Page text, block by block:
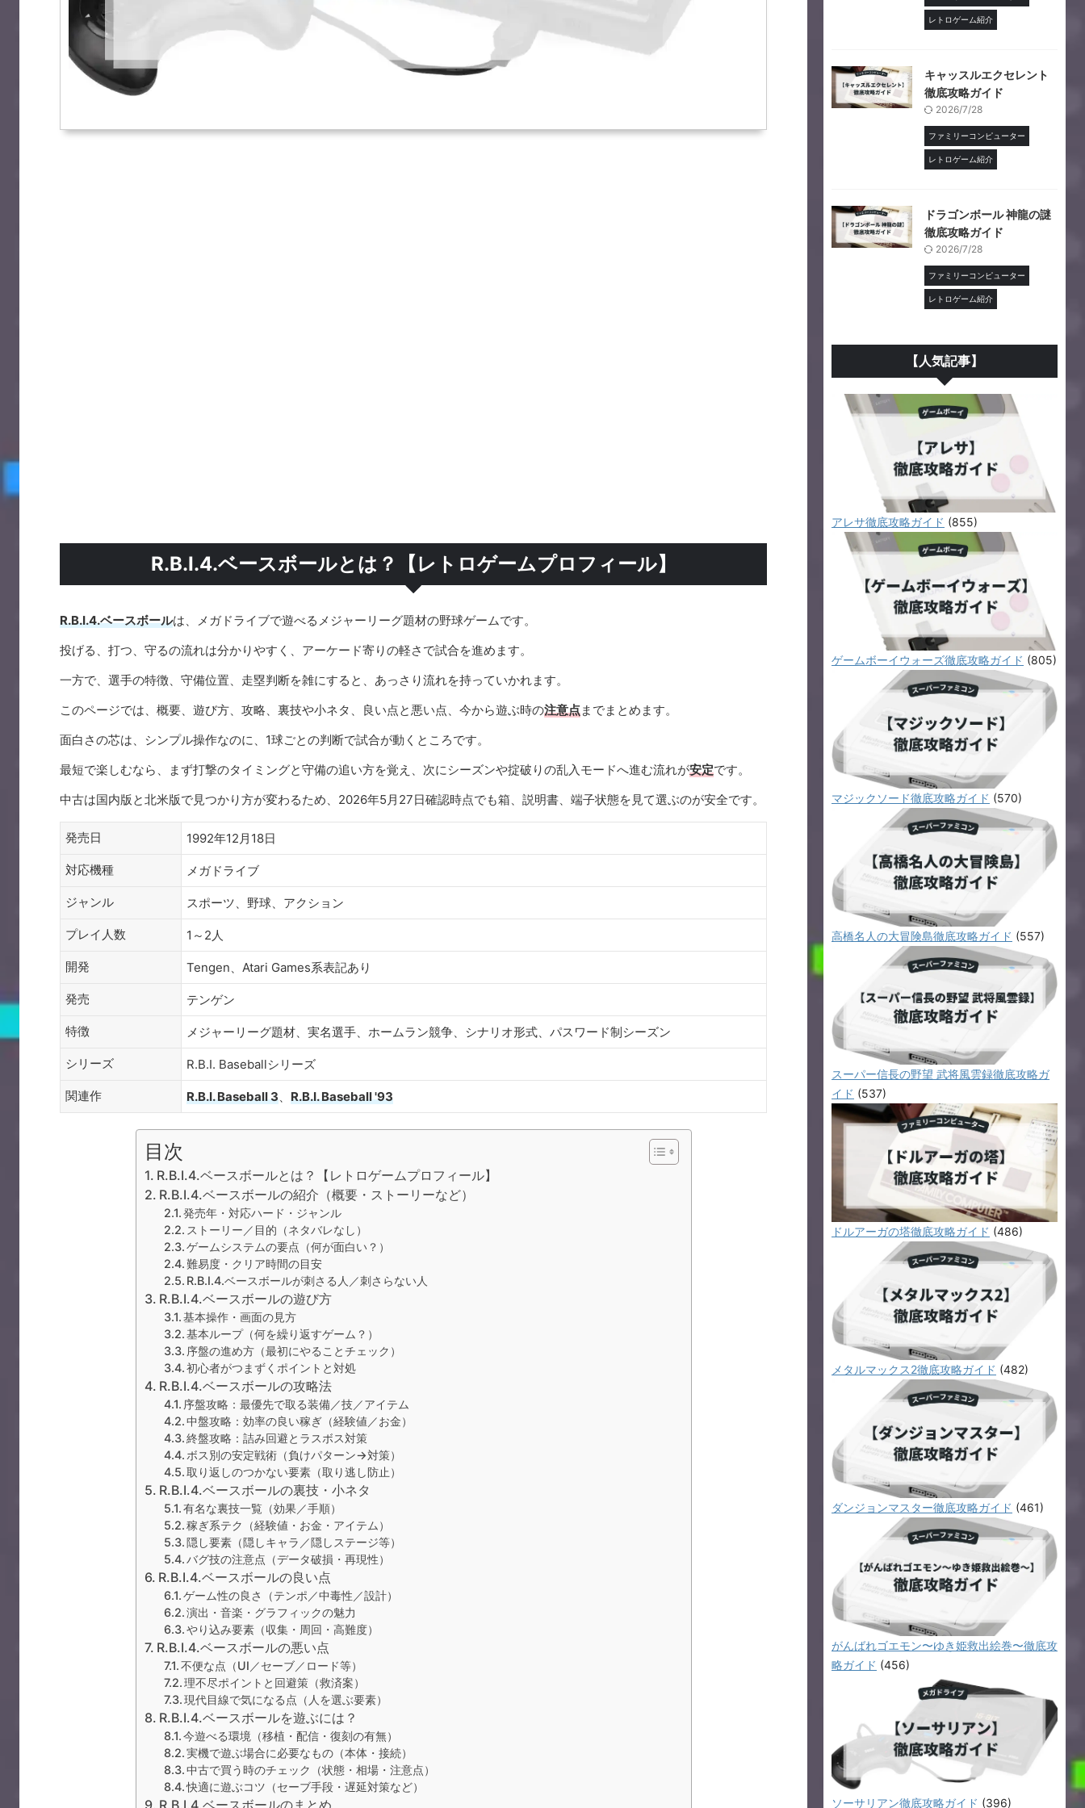
R.B.I.4.ベースボールとは？【レトロゲームプロフィール】
R.B.I.4.ベースボールは、メガドライブで遊べるメジャーリーグ題材の野球ゲームです。
投げる、打つ、守るの流れは分かりやすく、アーケード寄りの軽さで試合を進めます。
一方で、選手の特徴、守備位置、走塁判断を雑にすると、あっさり流れを持っていかれます。
このページでは、概要、遊び方、攻略、裏技や小ネタ、良い点と悪い点、今から遊ぶ時の注意点までまとめます。
面白さの芯は、シンプル操作なのに、1球ごとの判断で試合が動くところです。
最短で楽しむなら、まず打撃のタイミングと守備の追い方を覚え、次にシーズンや掟破りの乱入モードへ進む流れが安定です。
中古は国内版と北米版で見つかり方が変わるため、2026年5月27日確認時点でも箱、説明書、端子状態を見て選ぶのが安全です。
発売日 1992年12月18日
対応機種 メガドライブ
ジャンル スポーツ、野球、アクション
プレイ人数 1～2人
開発 Tengen、Atari Games系表記あり
発売 テンゲン
特徴 メジャーリーグ題材、実名選手、ホームラン競争、シナリオ形式、パスワード制シーズン
シリーズ R.B.I. Baseballシリーズ
関連作 R.B.I. Baseball 3、 R.B.I. Baseball '93
目次
R.B.I.4.ベースボールとは？【レトロゲームプロフィール】
R.B.I.4.ベースボールの紹介（概要・ストーリーなど）
発売年・対応ハード・ジャンル
ストーリー／目的（ネタバレなし）
ゲームシステムの要点（何が面白い？）
難易度・クリア時間の目安
R.B.I.4.ベースボールが刺さる人／刺さらない人
R.B.I.4.ベースボールの遊び方
基本操作・画面の見方
基本ループ（何を繰り返すゲーム？）
序盤の進め方（最初にやることチェック）
初心者がつまずくポイントと対処
R.B.I.4.ベースボールの攻略法
序盤攻略：最優先で取る装備／技／アイテム
中盤攻略：効率の良い稼ぎ（経験値／お金）
終盤攻略：詰み回避とラスボス対策
ボス別の安定戦術（負けパターン→対策）
取り返しのつかない要素（取り逃し防止）
R.B.I.4.ベースボールの裏技・小ネタ
有名な裏技一覧（効果／手順）
稼ぎ系テク（経験値・お金・アイテム）
隠し要素（隠しキャラ／隠しステージ等）
バグ技の注意点（データ破損・再現性）
R.B.I.4.ベースボールの良い点
ゲーム性の良さ（テンポ／中毒性／設計）
演出・音楽・グラフィックの魅力
やり込み要素（収集・周回・高難度）
R.B.I.4.ベースボールの悪い点
不便な点（UI／セーブ／ロード等）
理不尽ポイントと回避策（救済案）
現代目線で気になる点（人を選ぶ要素）
R.B.I.4.ベースボールを遊ぶには？
今遊べる環境（移植・配信・復刻の有無）
実機で遊ぶ場合に必要なもの（本体・接続）
中古で買う時のチェック（状態・相場・注意点）
快適に遊ぶコツ（セーブ手段・遅延対策など）
レトロゲーム紹介
キャッスルエクセレント
徹底攻略ガイド
2026/7/28
ファミリーコンピューター
レトロゲーム紹介
ドラゴンボール 神龍の謎
徹底攻略ガイド
2026/7/28
ファミリーコンピューター
レトロゲーム紹介
【人気記事】
アレサ徹底攻略ガイド (855)
ゲームボーイウォーズ徹底攻略ガイド (805)
マジックソード徹底攻略ガイド (570)
高橋名人の大冒険島徹底攻略ガイド (557)
スーパー信長の野望 武将風雲録徹底攻略ガ
イド (537)
ドルアーガの塔徹底攻略ガイド (486)
メタルマックス2徹底攻略ガイド (482)
ダンジョンマスター徹底攻略ガイド (461)
がんばれゴエモン〜ゆき姫救出絵巻〜徹底攻
略ガイド (456)
ソーサリアン徹底攻略ガイド (396)